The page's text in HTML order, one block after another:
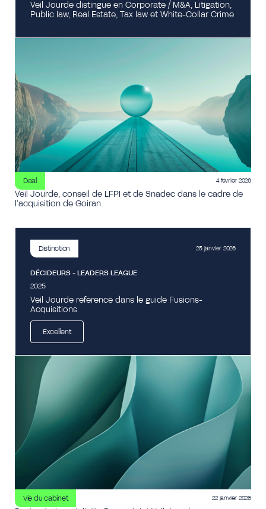
Veil Jourde distingué en Corporate / M&A, Litigation,
Public law, Real Estate, Tax law et White-Collar Crime
Deal 4 février 2026
Veil Jourde, conseil de LFPI et de Snadec dans le cadre de
l’acquisition de Goiran
Distinction 25 janvier 2026
DÉCIDEURS - LEADERS LEAGUE
2025
Veil Jourde référencé dans le guide Fusions-
Acquisitions
Excellent
Vie du cabinet 22 janvier 2026